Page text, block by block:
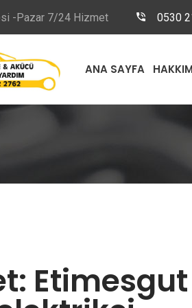
-Pazar 7/24 Hizmet 0530
ANA SAYFA